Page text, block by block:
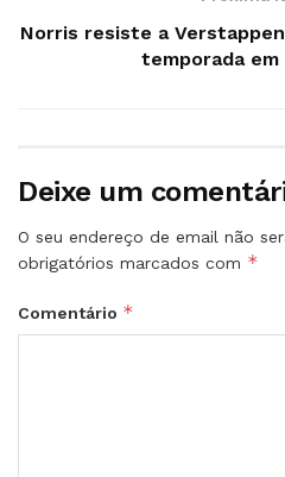
Norris resiste a
temporada em
Deixe um
O seu endereço de email não
obrigatórios marcados com *
Comentário *